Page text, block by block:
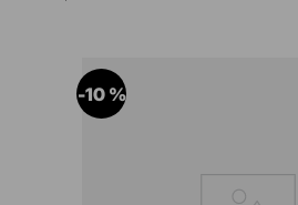
-10 %